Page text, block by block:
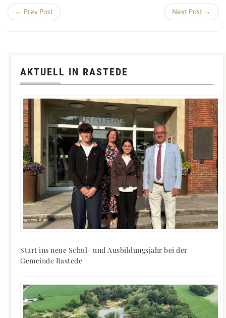
← Prev Post Next Post →
AKTUELL IN RASTEDE
Start ins neue Schul- und Ausbildungsjahr bei der
Gemeinde Rastede